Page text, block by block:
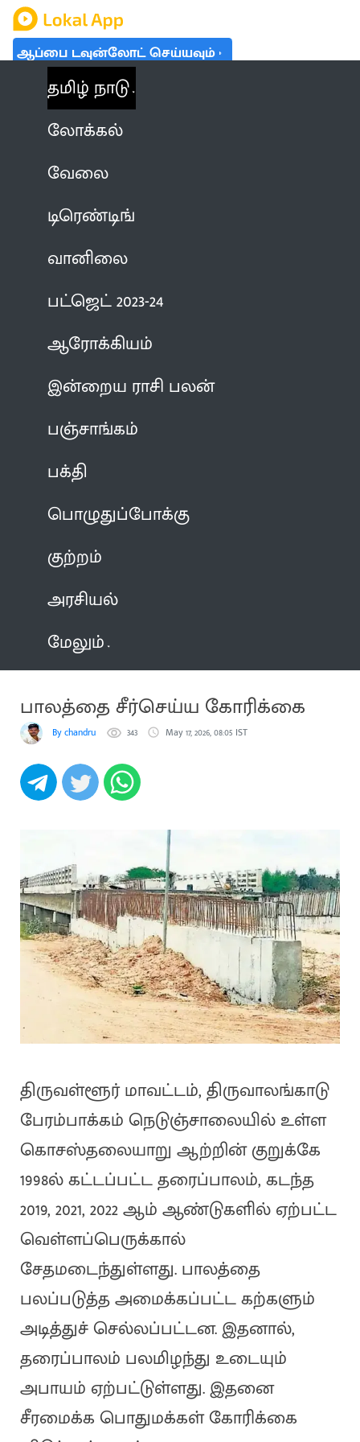
ஆப்பை டவுன்லோட் செய்யவும்
தமிழ் நாடு
லோக்கல்
வேலை
டிரெண்டிங்
வானிலை
பட்ஜெட் 2023-24
ஆரோக்கியம்
இன்றைய ராசி பலன்
பஞ்சாங்கம்
பக்தி
பொழுதுப்போக்கு
குற்றம்
அரசியல்
மேலும்
பாலத்தை சீர்செய்ய கோரிக்கை
By chandru 343 May 17, 2026, 08:05 IST
திருவள்ளூர் மாவட்டம், திருவாலங்காடு
பேரம்பாக்கம் நெடுஞ்சாலையில் உள்ள
கொசஸ்தலையாறு ஆற்றின் குறுக்கே
1998ல் கட்டப்பட்ட தரைப்பாலம், கடந்த
2019, 2021, 2022 ஆம் ஆண்டுகளில் ஏற்பட்ட
வெள்ளப்பெருக்கால்
சேதமடைந்துள்ளது. பாலத்தை
பலப்படுத்த அமைக்கப்பட்ட கற்களும்
அடித்துச் செல்லப்பட்டன. இதனால்,
தரைப்பாலம் பலமிழந்து உடையும்
அபாயம் ஏற்பட்டுள்ளது. இதனை
சீரமைக்க பொதுமக்கள் கோரிக்கை